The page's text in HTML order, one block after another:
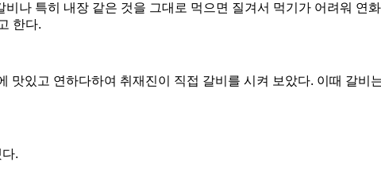
비나 특히 내장 같은 것을 그대로 먹으면 질겨서 먹기가 어려워 연
한다.
맛있고 연하다하여 취재진이 직접 갈비를 시켜 보았다. 이때 갈비
다.